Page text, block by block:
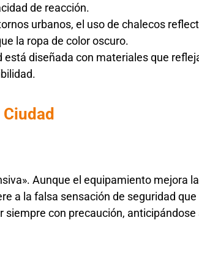
de reacción.
urbanos, el uso de chalecos
la ropa de color oscuro.
está diseñada con materiales que
Aunque el equipamiento mejora
a la falsa sensación de seguridad
con precaución,